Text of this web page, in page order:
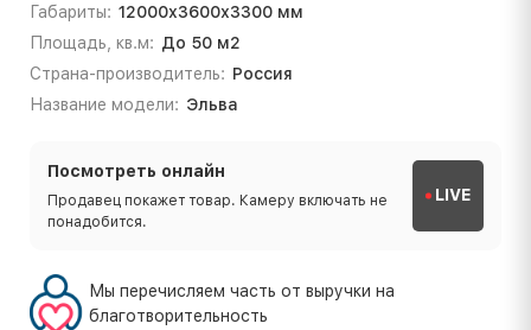
Габариты: 12000х3600х3300 мм
Площадь, кв.м: До 50 м2
Страна-производитель: Россия
Название модели: Эльва
Посмотреть онлайн
Продавец покажет товар. Камеру включать не
понадобится.
LIVE
Мы перечисляем часть от выручки на
благотворительность